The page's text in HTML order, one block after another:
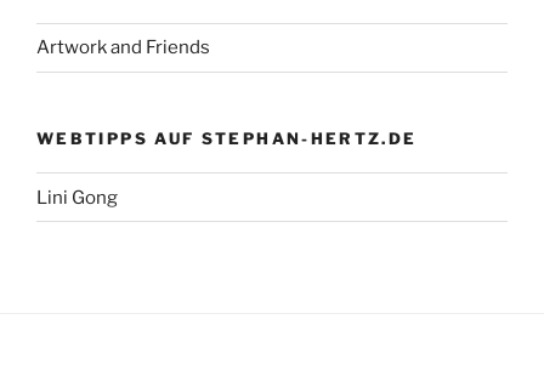
Artwork and Friends
WEBTIPPS AUF STEPHAN-HERTZ.DE
Lini Gong